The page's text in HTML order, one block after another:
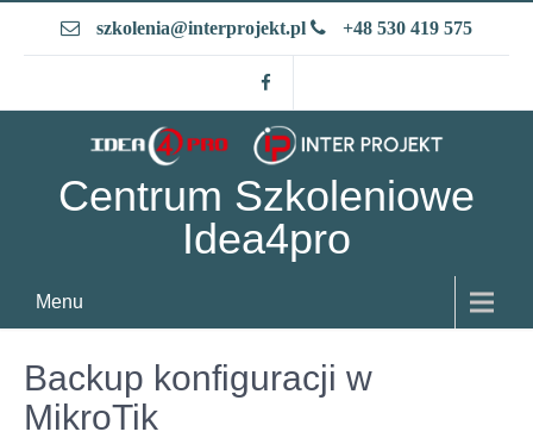
szkolenia@interprojekt.pl +48 530 419 575
Centrum Szkoleniowe
Idea4pro
Menu
Backup konfiguracji w
MikroTik